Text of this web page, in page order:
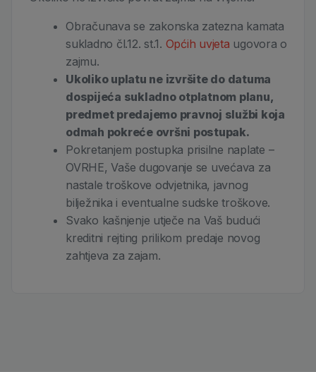
Obračunava se zakonska zatezna kamata
sukladno čl.12. st.1. Općih uvjeta ugovora o
zajmu.
Ukoliko uplatu ne izvršite do datuma
dospijeća sukladno otplatnom planu,
predmet predajemo pravnoj službi koja
odmah pokreće ovršni postupak.
Pokretanjem postupka prisilne naplate –
OVRHE, Vaše dugovanje se uvećava za
nastale troškove odvjetnika, javnog
bilježnika i eventualne sudske troškove.
Svako kašnjenje utječe na Vaš budući
kreditni rejting prilikom predaje novog
zahtjeva za zajam.